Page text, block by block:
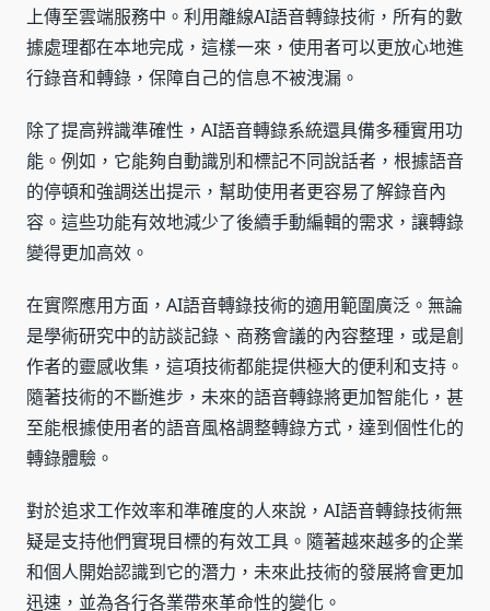
上傳至雲端服務中。利用離線AI語音轉錄技術，所有的數
據處理都在本地完成，這樣一來，使用者可以更放心地進
行錄音和轉錄，保障自己的信息不被洩漏。
除了提高辨識準確性，AI語音轉錄系統還具備多種實用功
能。例如，它能夠自動識別和標記不同說話者，根據語音
的停頓和強調送出提示，幫助使用者更容易了解錄音內
容。這些功能有效地減少了後續手動編輯的需求，讓轉錄
變得更加高效。
在實際應用方面，AI語音轉錄技術的適用範圍廣泛。無論
是學術研究中的訪談記錄、商務會議的內容整理，或是創
作者的靈感收集，這項技術都能提供極大的便利和支持。
隨著技術的不斷進步，未來的語音轉錄將更加智能化，甚
至能根據使用者的語音風格調整轉錄方式，達到個性化的
轉錄體驗。
對於追求工作效率和準確度的人來說，AI語音轉錄技術無
疑是支持他們實現目標的有效工具。隨著越來越多的企業
和個人開始認識到它的潛力，未來此技術的發展將會更加
迅速，並為各行各業帶來革命性的變化。